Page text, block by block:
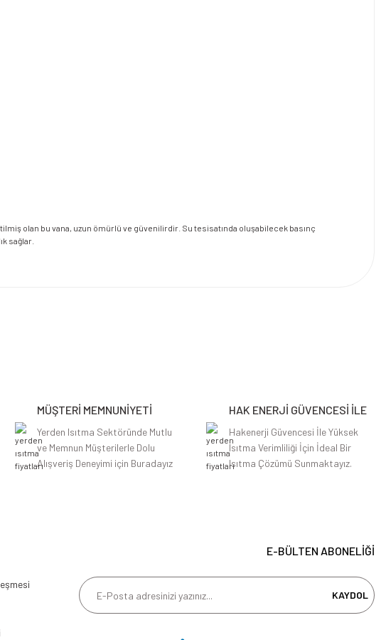
olan bu vana, uzun ömürlü ve güvenilirdir. Su tesisatında oluşabilecek basınç
sağlar.
MÜŞTERİ MEMNUNİYETİ
Yerden Isıtma Sektöründe Mutlu
ve Memnun Müşterilerle Dolu
Alışveriş Deneyimi için Buradayız
HAK ENERJİ GÜVENCESİ İLE
Hakenerji Güvencesi İle Yüksek
Isıtma Verimliliği İçin İdeal Bir
Isıtma Çözümü Sunmaktayız.
E-BÜLTEN ABONELİĞİ
KAYDOL